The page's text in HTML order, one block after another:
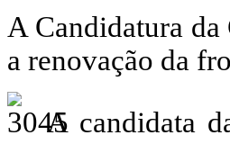
A Candidatura da
a renovação da
A candidata